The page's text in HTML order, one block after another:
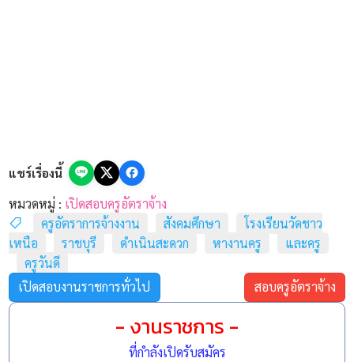
ตำแหน่งและอัตราค่าจ้าง
ครูอัตราจ้าง วิชาเอกสังคมศึกษา
แชร์เรื่องนี้
หมวดหมู่ : เปิดสอบครูอัตราจ้าง
ครูอัตราการจ้างงาน
สังคมศึกษา
โรงเรียนวัดชาว
เหนือ
ราชบุรี ดำเนินสะดวก หางานครู
และครู
ครูวันดี
เปิดสอบงานราชการทั่วไป
สอบครูอัตราจ้าง
- งานราชการ -
ที่กำลังเปิดรับสมัคร